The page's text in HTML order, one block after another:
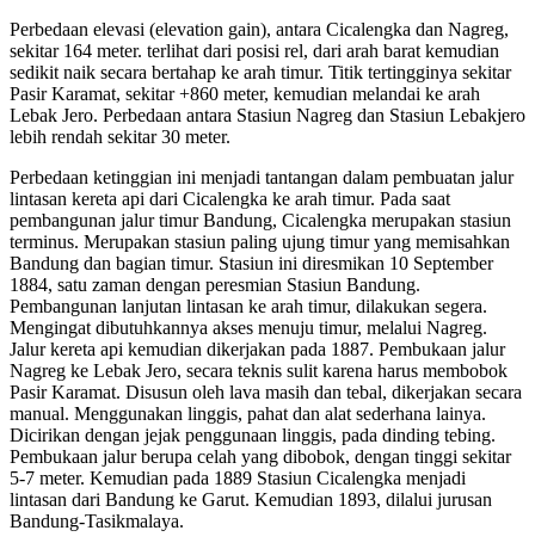
Perbedaan elevasi (elevation gain), antara Cicalengka dan Nagreg,
sekitar 164 meter. terlihat dari posisi rel, dari arah barat kemudian
sedikit naik secara bertahap ke arah timur. Titik tertingginya sekitar
Pasir Karamat, sekitar +860 meter, kemudian melandai ke arah
Lebak Jero. Perbedaan antara Stasiun Nagreg dan Stasiun Lebakjero
lebih rendah sekitar 30 meter.
Perbedaan ketinggian ini menjadi tantangan dalam pembuatan jalur
lintasan kereta api dari Cicalengka ke arah timur. Pada saat
pembangunan jalur timur Bandung, Cicalengka merupakan stasiun
terminus. Merupakan stasiun paling ujung timur yang memisahkan
Bandung dan bagian timur. Stasiun ini diresmikan 10 September
1884, satu zaman dengan peresmian Stasiun Bandung.
Pembangunan lanjutan lintasan ke arah timur, dilakukan segera.
Mengingat dibutuhkannya akses menuju timur, melalui Nagreg.
Jalur kereta api kemudian dikerjakan pada 1887. Pembukaan jalur
Nagreg ke Lebak Jero, secara teknis sulit karena harus membobok
Pasir Karamat. Disusun oleh lava masih dan tebal, dikerjakan secara
manual. Menggunakan linggis, pahat dan alat sederhana lainya.
Dicirikan dengan jejak penggunaan linggis, pada dinding tebing.
Pembukaan jalur berupa celah yang dibobok, dengan tinggi sekitar
5-7 meter. Kemudian pada 1889 Stasiun Cicalengka menjadi
lintasan dari Bandung ke Garut. Kemudian 1893, dilalui jurusan
Bandung-Tasikmalaya.